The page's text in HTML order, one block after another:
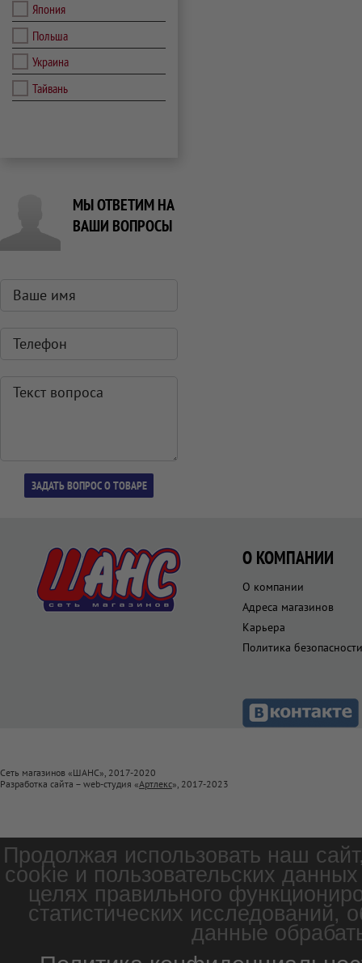
Япония
Польша
Украина
Тайвань
МЫ ОТВЕТИМ НА
ВАШИ ВОПРОСЫ
О КОМПАНИИ
О компании
Адреса магазинов
Карьера
Политика безопасности
Сеть магазинов «ШАНС», 2017-2020
Разработка сайта – web-студия «Артлекс», 2017-2023
Продолжая использовать наш
cookie и пользовательских
целях правильного
статистических
данные